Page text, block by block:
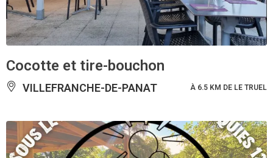
Cocotte et tire-bouchon
VILLEFRANCHE-DE-PANAT À 6.5 KM DE LE TRUEL